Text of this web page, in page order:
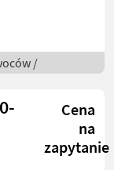
/
Cena
na
zapytanie